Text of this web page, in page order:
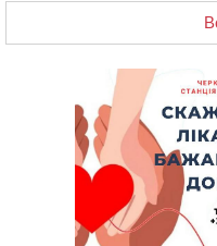
Боксерка з
Європи серед
На Черкащині
природно-
На Лисянщині
полеглого
У Дахнівському
незаконне
У лікарні померла